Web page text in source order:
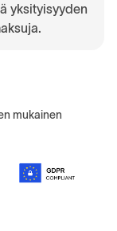
yksityisyyden
mukainen